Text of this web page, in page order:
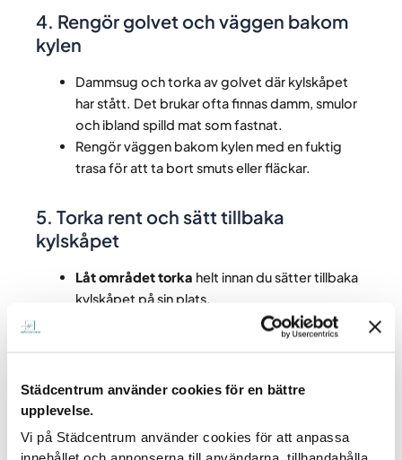
Städcentrum använder cookies för en bättre
upplevelse.
Vi på Städcentrum använder cookies för att anpassa
4. Rengör golvet och väggen bakom
kylen
Dammsug och torka av golvet där kylskåpet
har stått. Det brukar ofta finnas damm, smulor
och ibland spilld mat som fastnat.
Rengör väggen bakom kylen med en fuktig
trasa för att ta bort smuts eller fläckar.
5. Torka rent och sätt tillbaka
kylskåpet
Låt området torka helt innan du sätter tillbaka
kylskåpet på sin plats.
, rulla den försiktigt tillbaka.
Om den är tung, lyft försiktigt istället för att
Koppla in kylskåpet igenom du har dragit ur
kontakten.